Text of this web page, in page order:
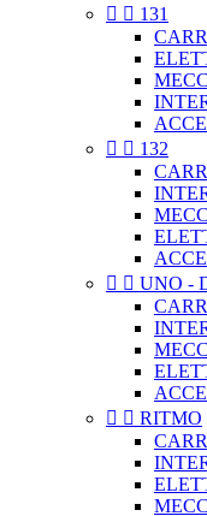
  131
  132
  UNO -
  RITMO